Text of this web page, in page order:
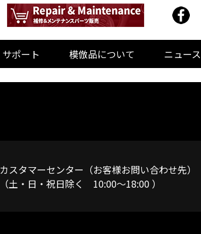
サポート 模倣品について ニュース
カスタマーセンター（お客様お問い合わせ先）
（土・日・祝日除く 10:00～18:00 ）